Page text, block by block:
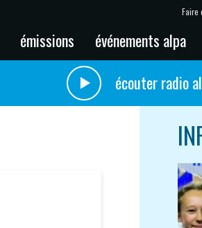
Faire
émissions événements alpa
écouter radio